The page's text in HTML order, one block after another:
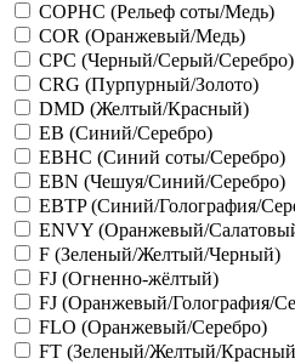
COPHC (Рельеф соты/Медь)
COR (Оранжевый/Медь)
CPC (Черный/Серый/Серебро)
CRG (Пурпурный/Золото)
DMD (Желтый/Красный)
EB (Синий/Серебро)
EBHC (Синий соты/Серебро)
EBN (Чешуя/Синий/Серебро)
EBTP (Синий/Голография/
ENVY (Оранжевый/
F (Зеленый/Желтый/Черный)
FJ (Огненно-жёлтый)
FJ (Оранжевый/Голография/
FLO (Оранжевый/Серебро)
FT (Зеленый/Желтый/